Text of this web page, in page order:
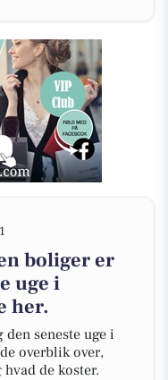
boliger er
uge i
her.
seneste uge i
overblik over,
de koster.